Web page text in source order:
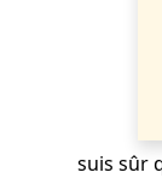
suis sûr